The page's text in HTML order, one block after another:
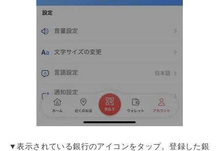
▼表示されている銀行のアイコンをタップ。登録した銀